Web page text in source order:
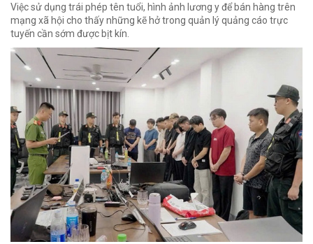
Việc sử dụng trái phép tên tuổi, hình ảnh lương y để bán hàng trên
mạng xã hội cho thấy những kẽ hở trong quản lý quảng cáo trực
tuyến cần sớm được bịt kín.